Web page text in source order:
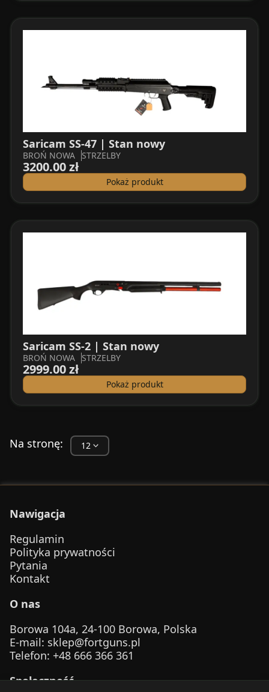
Saricam SS-47 | Stan nowy
BROŃ NOWA STRZELBY
3200.00 zł
Pokaż produkt
Saricam SS-2 | Stan nowy
BROŃ NOWA STRZELBY
2999.00 zł
Pokaż produkt
Na stronę:
Nawigacja
Regulamin
Polityka prywatności
Pytania
Kontakt
O nas
Borowa 104a, 24-100 Borowa, Polska
E-mail: sklep@fortguns.pl
Telefon: +48 666 366 361
Społeczność